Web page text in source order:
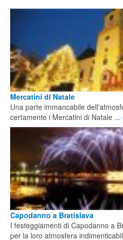
Mercatini di Natale
Una parte immancabile
certamente i Mercatini di Natale ...
Capodanno a Bratislava
I festeggiamenti di Capodanno a
per la loro atmosfera